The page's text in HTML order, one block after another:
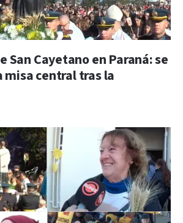
San Cayetano en Paraná: se
misa central tras la